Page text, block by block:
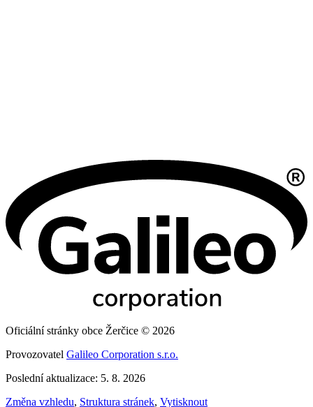
Oficiální stránky obce Žerčice © 2026
Provozovatel Galileo Corporation s.r.o.
Poslední aktualizace: 5. 8. 2026
Změna vzhledu, Struktura stránek, Vytisknout